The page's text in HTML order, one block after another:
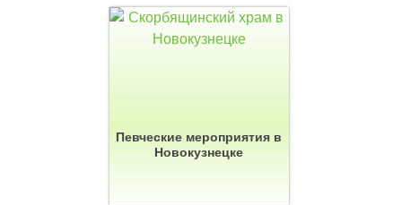
Певческие мероприятия в
Новокузнецке